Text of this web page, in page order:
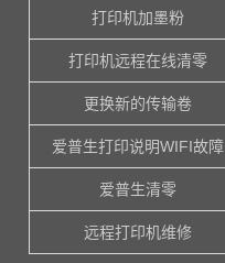
打印机加墨粉
打印机远程在线清零
更换新的传输卷
爱普生打印说明WIFI故障
爱普生清零
远程打印机维修